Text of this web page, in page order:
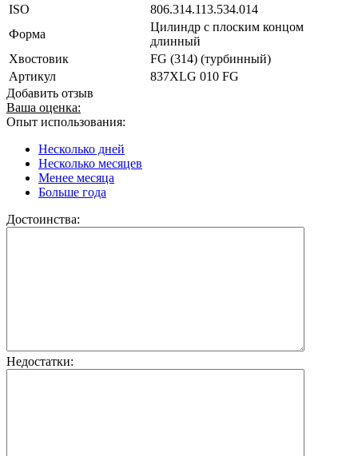
ISO
806.314.113.534.014
Форма
Цилиндр с плоским концом
длинный
Хвостовик
FG (314) (турбинный)
Артикул
837XLG 010 FG
Добавить отзыв
Ваша оценка:
Опыт использования:
Несколько дней
Несколько месяцев
Менее месяца
Больше года
Достоинства:
Недостатки: